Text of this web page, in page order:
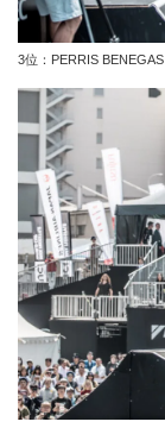
3位：PERRIS